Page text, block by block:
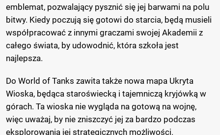
emblemat, pozwalający pysznić się jej barwami na polu
bitwy. Kiedy poczują się gotowi do starcia, będą musieli
współpracować z innymi graczami swojej Akademii z
całego świata, by udowodnić, która szkoła jest
najlepsza.
Do World of Tanks zawita także nowa mapa Ukryta
Wioska, będąca staroświecką i tajemniczą kryjówką w
górach. Ta wioska nie wygląda na gotową na wojnę,
więc uważaj, by nie zniszczyć jej za bardzo podczas
eksplorowania jej strategicznych możliwości.